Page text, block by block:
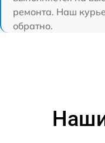
ремонта. Наш
обратно.